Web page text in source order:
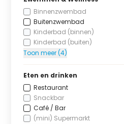
Binnenzwembad
Buitenzwembad
Kinderbad (binnen)
Kinderbad (buiten)
Toon meer (4)
Eten en drinken
Restaurant
Snackbar
Café / Bar
(mini) Supermarkt